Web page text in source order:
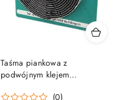
Taśma piankowa z
podwójnym klejem
(0)